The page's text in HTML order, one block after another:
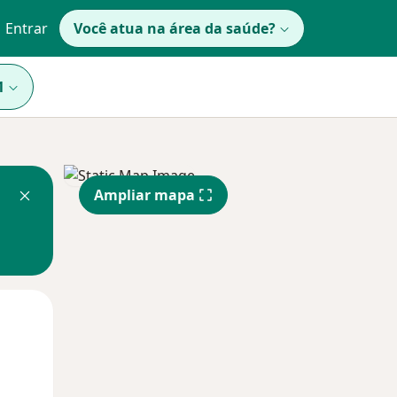
Entrar Você atua na área da saúde?
Ampliar mapa